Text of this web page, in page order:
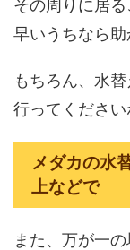
その周りに居る
早いうちなら助
もちろん、水
行ってください
メダカの水
上などで
また、万が一